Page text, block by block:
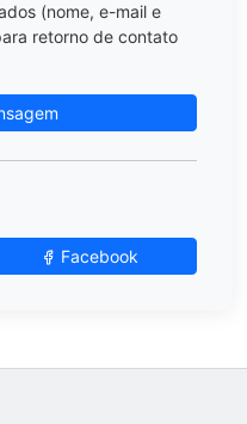
(nome, e-mail e
retorno de contato
Facebook